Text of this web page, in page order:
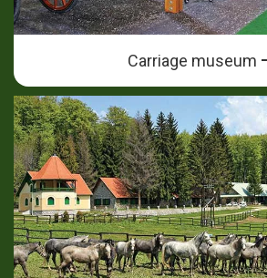
Carriage museum